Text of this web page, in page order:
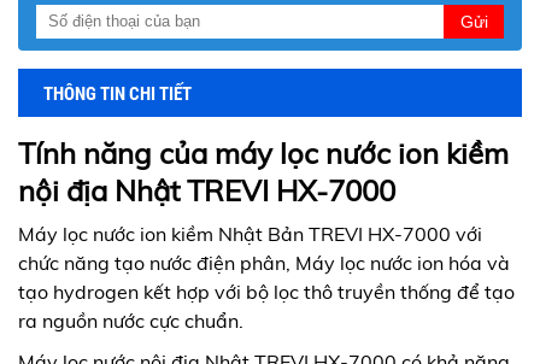
Gửi
THÔNG TIN CHI TIẾT
Tính năng của máy lọc nước ion kiềm
nội địa Nhật TREVI HX-7000
Máy lọc nước ion kiềm Nhật Bản TREVI HX-7000 với
chức năng tạo nước điện phân, Máy lọc nước ion hóa và
tạo hydrogen kết hợp với bộ lọc thô truyền thống để tạo
ra nguồn nước cực chuẩn.